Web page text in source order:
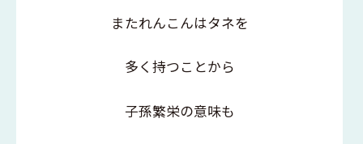
またれんこんはタネを
多く持つことから
子孫繁栄の意味も